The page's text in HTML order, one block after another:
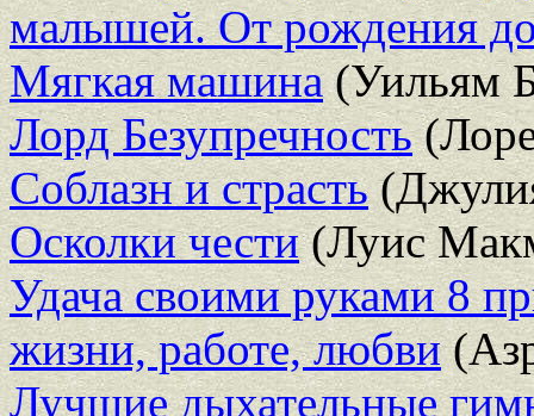
малышей. От рождения
Мягкая машина(Уильям
Лорд Безупречность
Соблазн и страсть
Осколки чести(Луис
Удача своими руками 8
жизни, работе, любви
Лучшие дыхательные